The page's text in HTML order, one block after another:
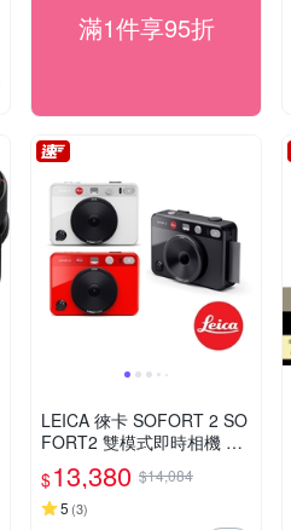
滿1件享95折
LEICA 徠卡 SOFORT 2 SO
FORT2 雙模式即時相機 公
司貨
$13,380 $14,084
5 (3)